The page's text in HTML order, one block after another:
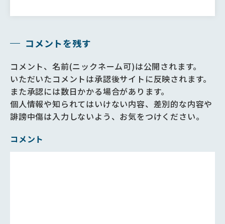
コメントを残す
コメント、名前(ニックネーム可)は公開されます。
いただいたコメントは承認後サイトに反映されます。
また承認には数日かかる場合があります。
個人情報や知られてはいけない内容、差別的な内容や
誹謗中傷は入力しないよう、お気をつけください。
コメント